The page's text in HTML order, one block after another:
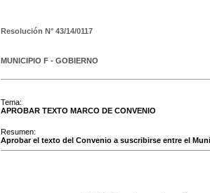
Resolución N° 43/14/0117
MUNICIPIO F - GOBIERNO
Tema:
APROBAR TEXTO MARCO DE CONVENIO
Resumen:
Aprobar el texto del Convenio a suscribirse entre el